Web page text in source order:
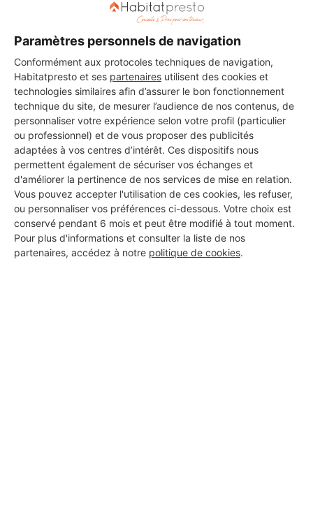
Paramètres personnels de navigation
Conformément aux protocoles techniques de navigation,
Habitatpresto et ses partenaires utilisent des cookies et
technologies similaires afin d’assurer le bon fonctionnement
technique du site, de mesurer l’audience de nos contenus, de
personnaliser votre expérience selon votre profil (particulier
ou professionnel) et de vous proposer des publicités
adaptées à vos centres d’intérêt. Ces dispositifs nous
permettent également de sécuriser vos échanges et
d'améliorer la pertinence de nos services de mise en relation.
Vous pouvez accepter l'utilisation de ces cookies, les refuser,
ou personnaliser vos préférences ci-dessous. Votre choix est
conservé pendant 6 mois et peut être modifié à tout moment.
Pour plus d'informations et consulter la liste de nos
partenaires, accédez à notre politique de cookies.
PAS LE TEMPS DE
CHERCHER ?
Vous souhaitez réaliser des travaux et ne savez quel professionnel
choisir ? Demandez des devis travauxauprès de notre réseau de 5 000
professionnels partout en France.
DEMANDER UN DEVIS